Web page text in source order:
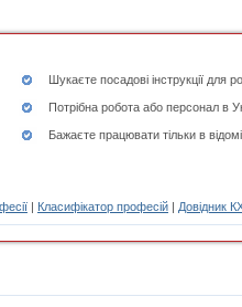
Шукаєте посадові інструкції для
Потрібна робота або персонал в
Бажаєте працювати тільки в
| Класифікатор професій | Довідник